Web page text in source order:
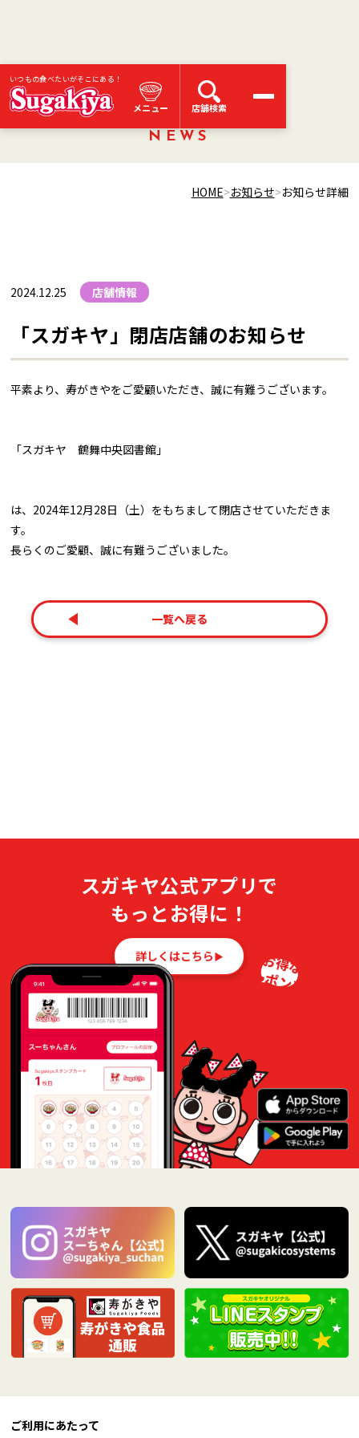
いつもの食べたいがそこにある！
メニュー 店舗検索
お知らせ
NEWS
HOME お知らせ お知らせ詳細
2024.12.25 店舗情報
「スガキヤ」閉店店舗のお知らせ
平素より、寿がきやをご愛顧いただき、誠に有難うございます。
「スガキヤ 鶴舞中央図書館」
は、2024年12月28日（土）をもちまして閉店させていただきま
す。
長らくのご愛顧、誠に有難うございました。
一覧へ戻る
スガキヤ公式アプリで
もっとお得に！
詳しくはこちら お得な
クーポンも！
ご利用にあたって